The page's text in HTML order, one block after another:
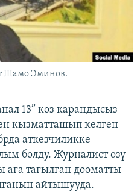
Шамо Эминов.
13” көз карандысыз
кызматташып келген
аткезчиликке
болду. Журналист өзү
тагылган дооматты
айтышууда.